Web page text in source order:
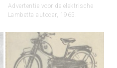
Advertentie voor de elektrische
Lambetta autocar, 1965.